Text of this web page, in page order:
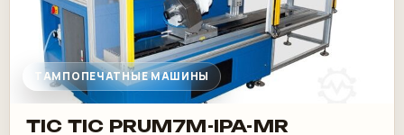
ТАМПОПЕЧАТНЫЕ МАШИНЫ
TIC TIC PRUM7M-IPA-MR